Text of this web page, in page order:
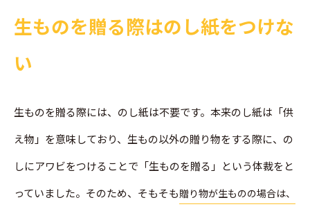
生ものを贈る際はのし紙をつけな
い
生ものを贈る際には、のし紙は不要です。本来のし紙は「供
え物」を意味しており、生もの以外の贈り物をする際に、の
しにアワビをつけることで「生ものを贈る」という体裁をと
っていました。そのため、そもそも贈り物が生ものの場合は、